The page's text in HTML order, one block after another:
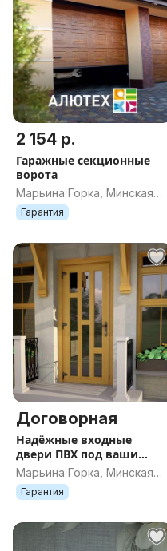
2 154 р.
Гаражные секционные
ворота
Марьина Горка, Минская
обл.
Гарантия
Договорная
Надёжные входные
двери ПВХ под ваши
размеры в Марьиной
Горке
Марьина Горка, Минская
обл.
Гарантия